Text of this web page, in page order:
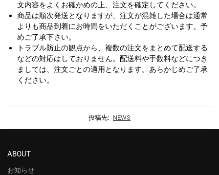
文内容をよくお確かめの上、注文を確定してください。
商品は順次発送となりますが、注文が混雑した場合は通常
よりも商品到着にお時間をいただくことがございます。予
めご了承下さい。
トラブル防止の観点から、複数の注文をまとめて配送する
などの対応はしておりません。配送料や手数料などにつき
ましては、注文ごとの適用となります。あらかじめご了承
ください。
投稿先: NEWS
ABOUT
お知らせ